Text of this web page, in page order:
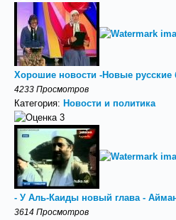
Хорошие новости -Новые русские
4233 Просмотров
Категория: Новости и политика
- ‪У Аль-Каиды новый глава - Айман
3614 Просмотров